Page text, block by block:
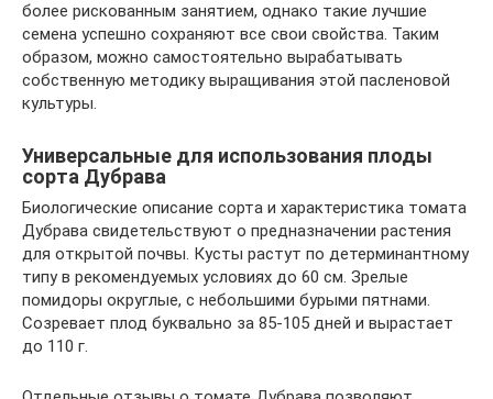
более рискованным занятием, однако такие лучшие
семена успешно сохраняют все свои свойства. Таким
образом, можно самостоятельно вырабатывать
собственную методику выращивания этой пасленовой
культуры.
Универсальные для использования плоды
сорта Дубрава
Биологические описание сорта и характеристика томата
Дубрава свидетельствуют о предназначении растения
для открытой почвы. Кусты растут по детерминантному
типу в рекомендуемых условиях до 60 см. Зрелые
помидоры округлые, с небольшими бурыми пятнами.
Созревает плод буквально за 85-105 дней и вырастает
до 110 г.